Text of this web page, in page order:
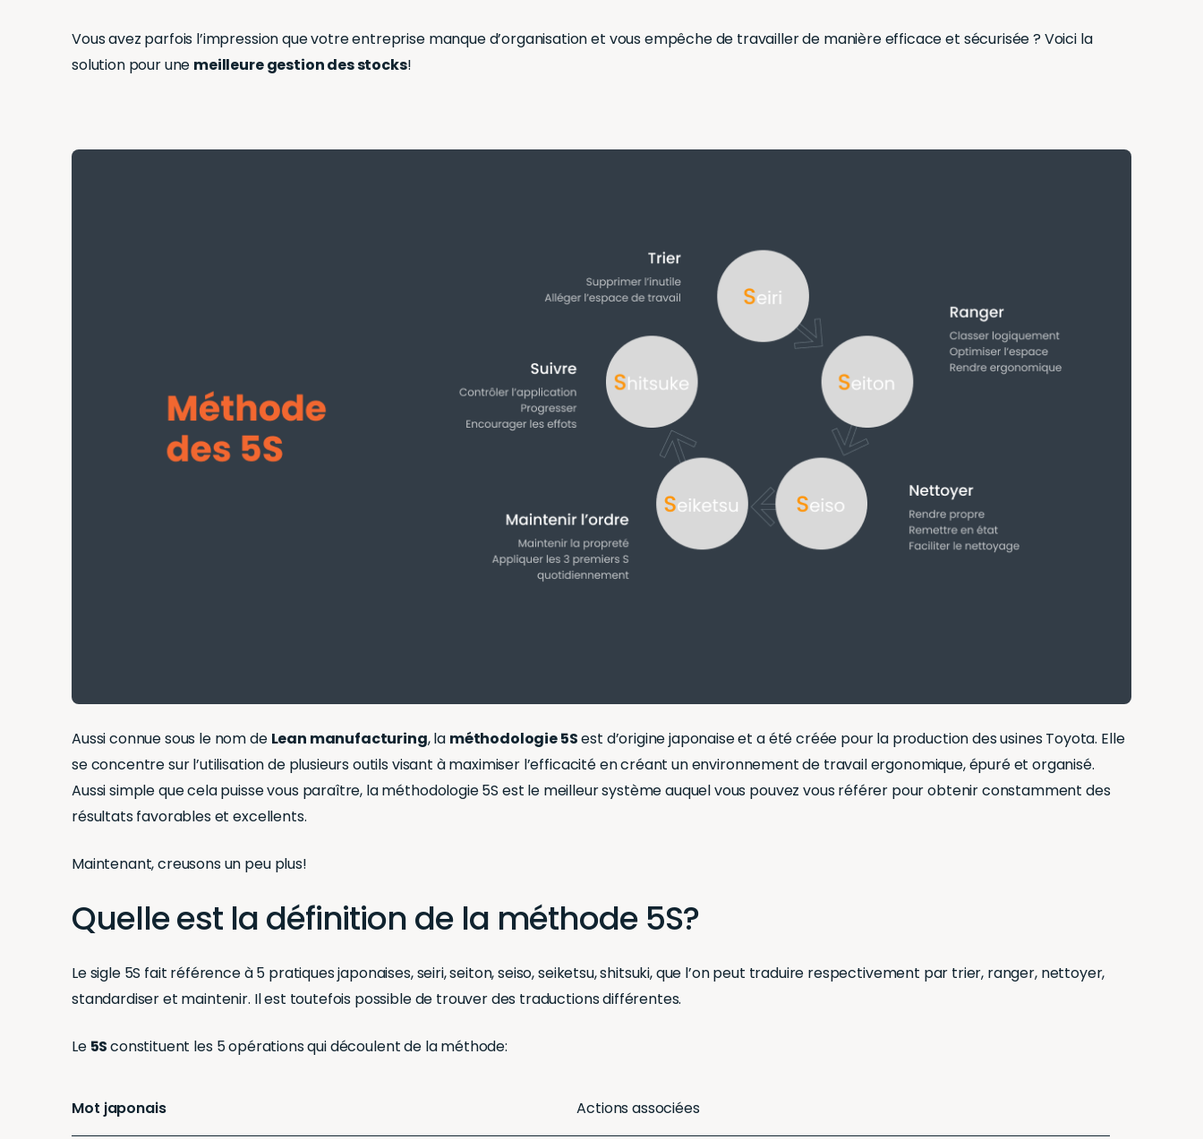
Vous avez parfois l’impression que votre entreprise manque d’organisation et vous empêche de travailler de manière efficace et sécurisée ? Voici la
solution pour une meilleure gestion des stocks!
Aussi connue sous le nom de Lean manufacturing, la méthodologie 5Sest d’origine japonaise et a été créée pour la production des usines Toyota. Elle
se concentre sur l’utilisation de plusieurs outils visant à maximiser l’efficacité en créant un environnement de travail ergonomique, épuré et organisé.
Aussi simple que cela puisse vous paraître, la méthodologie 5S est le meilleur système auquel vous pouvez vous référer pour obtenir constamment des
résultats favorables et excellents.
Maintenant, creusons un peu plus!
Quelle est la définition de la méthode 5S?
Le sigle 5S fait référence à 5 pratiques japonaises, seiri, seiton, seiso, seiketsu, shitsuki, que l’on peut traduire respectivement par trier, ranger, nettoyer,
standardiser et maintenir. Il est toutefois possible de trouver des traductions différentes.
Le 5Sconstituent les 5 opérations qui découlent de la méthode:
Mot japonais Actions associées